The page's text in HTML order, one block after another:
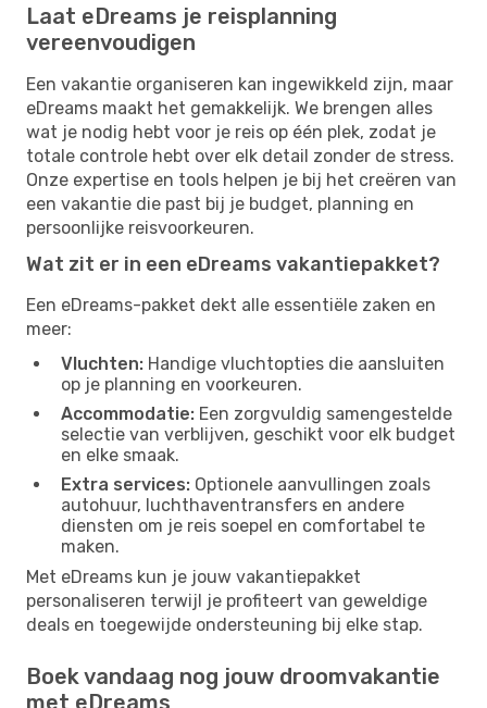
Laat eDreams je reisplanning
vereenvoudigen
Een vakantie organiseren kan ingewikkeld zijn, maar
eDreams maakt het gemakkelijk. We brengen alles
wat je nodig hebt voor je reis op één plek, zodat je
totale controle hebt over elk detail zonder de stress.
Onze expertise en tools helpen je bij het creëren van
een vakantie die past bij je budget, planning en
persoonlijke reisvoorkeuren.
Wat zit er in een eDreams vakantiepakket?
Een eDreams-pakket dekt alle essentiële zaken en
meer:
Vluchten: Handige vluchtopties die aansluiten
op je planning en voorkeuren.
Accommodatie: Een zorgvuldig samengestelde
selectie van verblijven, geschikt voor elk budget
en elke smaak.
Extra services: Optionele aanvullingen zoals
autohuur, luchthaventransfers en andere
diensten om je reis soepel en comfortabel te
maken.
Met eDreams kun je jouw vakantiepakket
personaliseren terwijl je profiteert van geweldige
deals en toegewijde ondersteuning bij elke stap.
Boek vandaag nog jouw droomvakantie
met eDreams